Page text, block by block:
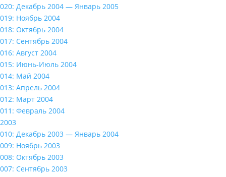
020: Декабрь 2004 — Январь 2005
019: Ноябрь 2004
018: Октябрь 2004
017: Сентябрь 2004
016: Август 2004
015: Июнь-Июль 2004
014: Май 2004
013: Апрель 2004
012: Март 2004
011: Февраль 2004
2003
010: Декабрь 2003 — Январь 2004
009: Ноябрь 2003
008: Октябрь 2003
007: Сентябрь 2003